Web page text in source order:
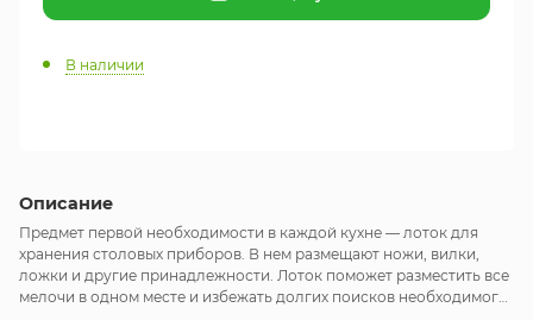
Описание
Предмет первой необходимости в каждой кухне — лоток для
хранения столовых приборов. В нем размещают ножи, вилки,
ложки и другие принадлежности. Лоток поможет разместить все
мелочи в одном месте и избежать долгих поисков необходимого
В наличии